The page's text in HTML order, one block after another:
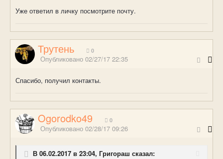
Уже ответил в личку посмотрите почту.
Трутень 0
Опубликовано 02/27/17 22:35
Спасибо, получил контакты.
Ogorodko49 0
Опубликовано 02/28/17 09:26
В 06.02.2017 в 23:04, Григораш сказал: